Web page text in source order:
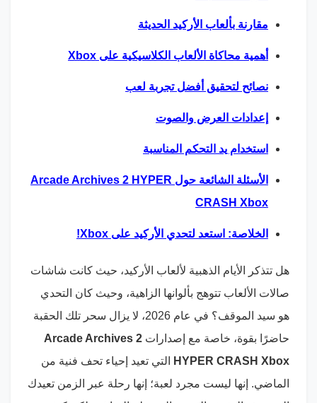
مقارنة بألعاب الأركيد الحديثة
أهمية محاكاة الألعاب الكلاسيكية على Xbox
نصائح لتحقيق أفضل تجربة لعب
إعدادات العرض والصوت
استخدام يد التحكم المناسبة
الأسئلة الشائعة حول Arcade Archives 2 HYPER
CRASH Xbox
الخلاصة: استعد لتحدي الأركيد على Xbox!
هل تتذكر الأيام الذهبية لألعاب الأركيد، حيث كانت شاشات
صالات الألعاب تتوهج بألوانها الزاهية، وحيث كان التحدي
هو سيد الموقف؟ في عام 2026، لا يزال سحر تلك الحقبة
حاضرًا بقوة، خاصة مع إصدارات Arcade Archives 2
HYPER CRASH Xbox
التي تعيد إحياء تحف فنية من
الماضي. إنها ليست مجرد لعبة؛ إنها رحلة عبر الزمن تعيدك